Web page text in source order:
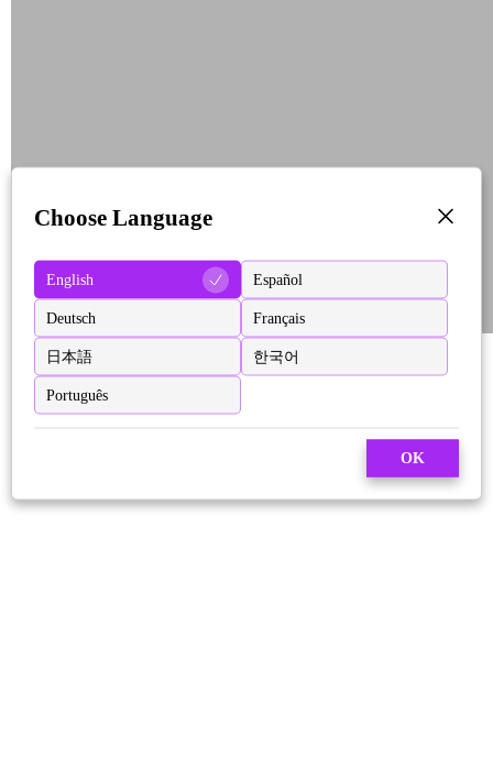
Choose Language
English Español
Deutsch Français
日本語 한국어
Português
OK